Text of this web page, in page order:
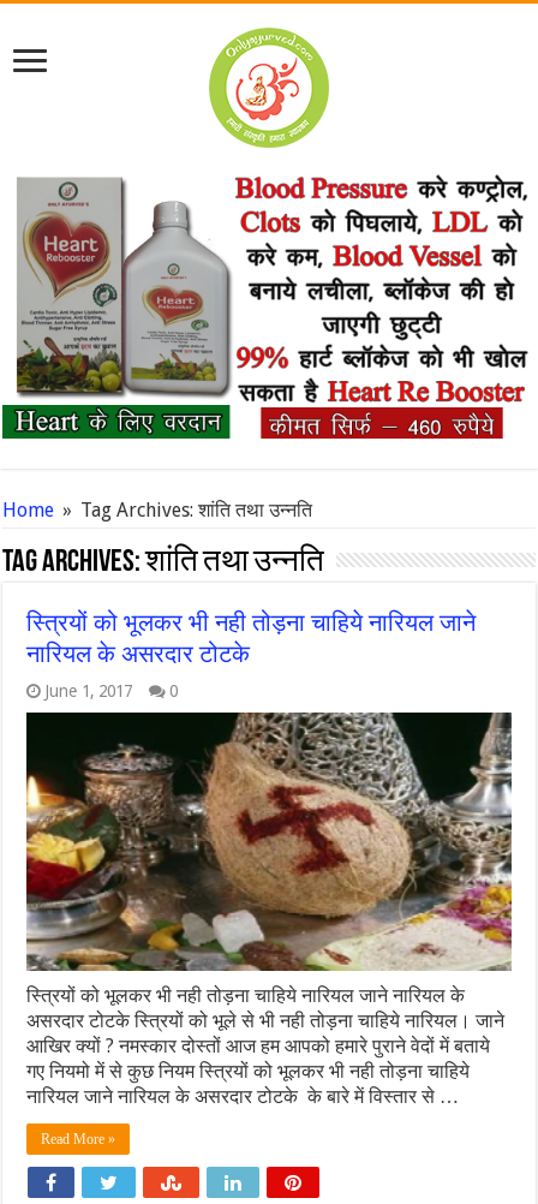
Home » Tag Archives: शांति तथा उन्नति
Tag Archives:शांति तथा उन्नति
स्त्रियों को भूलकर भी नही तोड़ना चाहिये नारियल जाने
नारियल के असरदार टोटके
June 1, 2017 0
स्त्रियों को भूलकर भी नही तोड़ना चाहिये नारियल जाने नारियल के
असरदार टोटके स्त्रियों को भूले से भी नही तोड़ना चाहिये नारियल। जाने
आखिर क्यों ? नमस्कार दोस्तों आज हम आपको हमारे पुराने वेदों में बताये
गए नियमो में से कुछ नियम स्त्रियों को भूलकर भी नही तोड़ना चाहिये
नारियल जाने नारियल के असरदार टोटके के बारे में विस्तार से …
Read More »